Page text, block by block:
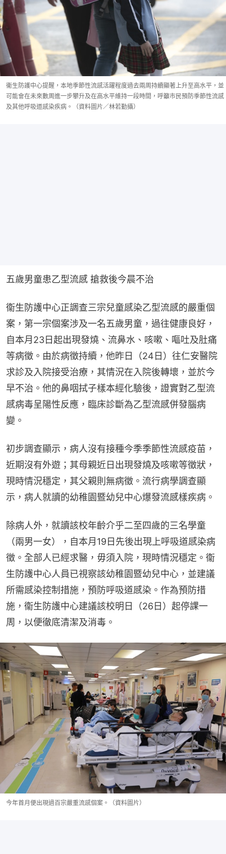
衞生防護中心提醒，本地季節性流感活躍程度過去兩周持續顯著上升至高水平，並
可能會在未來數周進一步攀升及在高水平維持一段時間，呼籲市民預防季節性流感
及其他呼吸道感染疾病。（資料圖片／林若勤攝）
五歲男童患乙型流感 搶救後今晨不治
衞生防護中心正調查三宗兒童感染乙型流感的嚴重個
案，第一宗個案涉及一名五歲男童，過往健康良好，
自本月23日起出現發燒、流鼻水、咳嗽、嘔吐及肚痛
等病徵。由於病徵持續，他昨日（24日）往仁安醫院
求診及入院接受治療，其情況在入院後轉壞，並於今
早不治。他的鼻咽拭子樣本經化驗後，證實對乙型流
感病毒呈陽性反應，臨床診斷為乙型流感併發腦病
變。
初步調查顯示，病人沒有接種今季季節性流感疫苗，
近期沒有外遊；其母親近日出現發燒及咳嗽等徵狀，
現時情況穩定，其父親則無病徵。流行病學調查顯
示，病人就讀的幼稚園暨幼兒中心爆發流感樣疾病。
除病人外，就讀該校年齡介乎二至四歲的三名學童
（兩男一女），自本月19日先後出現上呼吸道感染病
徵。全部人已經求醫，毋須入院，現時情況穩定。衞
生防護中心人員已視察該幼稚園暨幼兒中心，並建議
所需感染控制措施，預防呼吸道感染。作為預防措
施，衞生防護中心建議該校明日（26日）起停課一
周，以便徹底清潔及消毒。
今年首月便出現過百宗嚴重流感個案。（資料圖片）